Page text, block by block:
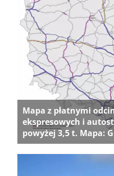
Mapa z płatnymi
ekspresowych i
powyżej 3,5 t. Mapa: